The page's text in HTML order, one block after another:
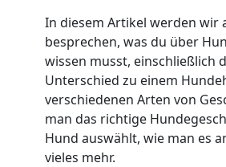
In diesem Artikel werden wir
besprechen, was du über
wissen musst, einschließlich
Unterschied zu einem
verschiedenen Arten von
man das richtige
Hund auswählt, wie man es
vieles mehr.